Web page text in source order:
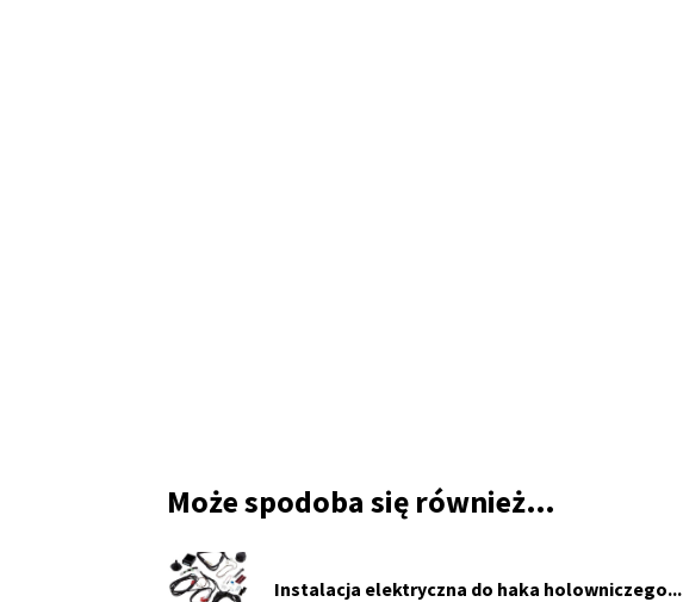
Może spodoba się również…
Instalacja elektryczna do haka holowniczego...